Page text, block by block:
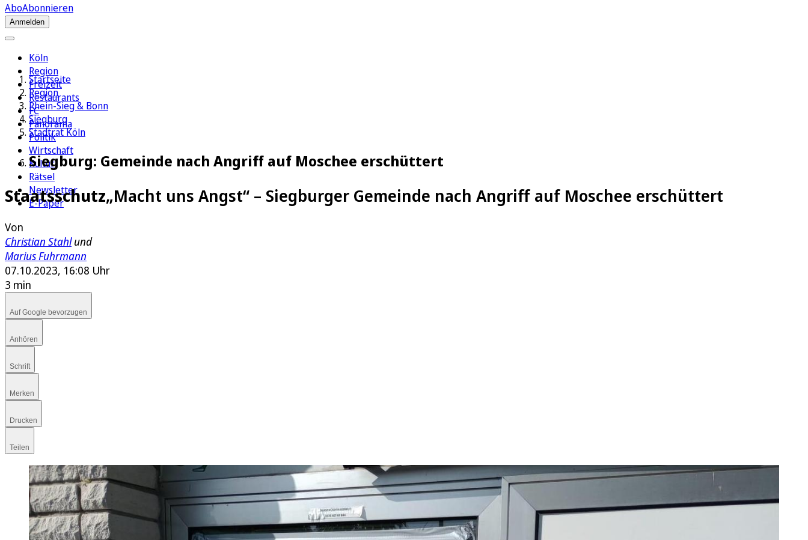
AboAbonnieren
Anmelden
Köln
Region
Freizeit
Restaurants
FC
Panorama
Politik
Wirtschaft
Kultur
Rätsel
Newsletter
E-Paper
Startseite
Region
Rhein-Sieg & Bonn
Siegburg
Stadtrat Köln
Siegburg: Gemeinde nach Angriff auf Moschee erschüttert
Staatsschutz„Macht uns Angst“ – Siegburger Gemeinde nach Angriff auf Moschee erschüttert
Von
Christian Stahlund
Marius Fuhrmann
07.10.2023, 16:08 Uhr
3 min
Auf Google bevorzugen
Anhören
Schrift
Merken
Drucken
Teilen